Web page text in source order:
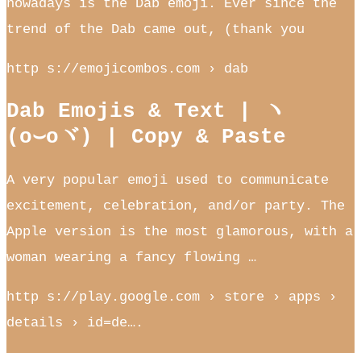
nowadays is the Dab emoji. Ever since the
trend of the Dab came out, (thank you
http s://emojicombos.com › dab
Dab Emojis & Text | ヽ
(o⌣oヾ) | Copy & Paste
A very popular emoji used to communicate
excitement, celebration, and/or party. The
Apple version is the most glamorous, with a
woman wearing a fancy flowing …
http s://play.google.com › store › apps ›
details › id=de….